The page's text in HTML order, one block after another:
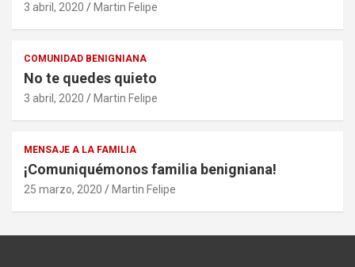
3 abril, 2020 Martin Felipe
COMUNIDAD BENIGNIANA
No te quedes quieto
3 abril, 2020 Martin Felipe
MENSAJE A LA FAMILIA
¡Comuniquémonos familia benigniana!
25 marzo, 2020 Martin Felipe